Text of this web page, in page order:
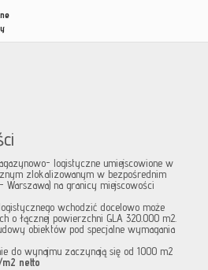
logistyczne umiejscowione w
zlokalizowanym w bezpośrednim
na granicy miejscowości
wchodzić docelowo może
o łącznej powierzchni GLA 320.000 m2.
obiektów pod specjalne wymagania
do wynajmu zaczynają się od 1000 m2
m2 netto